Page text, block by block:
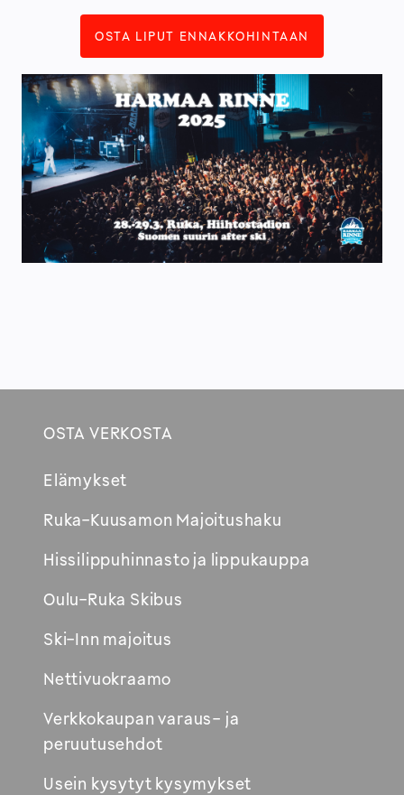
OSTA LIPUT ENNAKKOHINTAAN
OSTA VERKOSTA
Elämykset
Ruka-Kuusamon Majoitushaku
ikkunaan
Hissilippuhinnasto ja lippukauppa
Oulu-Ruka Skibus
Ski-Inn majoitus
Nettivuokraamo
Verkkokaupan varaus- ja
peruutusehdot
Usein kysytyt kysymykset